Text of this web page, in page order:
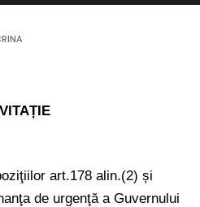
art.178 alin.(2) și
de urgenţă a Guvernului